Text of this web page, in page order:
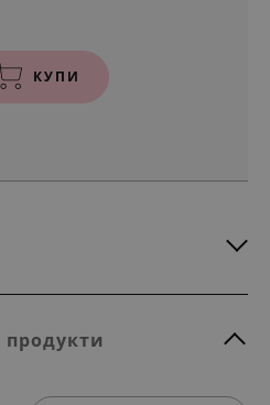
КУПИ